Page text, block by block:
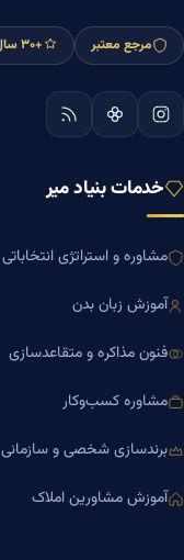
مرجع معتبر +۳۰ سال تجربه
خدمات بنیاد میر
مشاوره و استراتژی انتخاباتی
آموزش زبان بدن
فنون مذاکره و متقاعدسازی
مشاوره کسب‌وکار
برندسازی شخصی و سازمانی
آموزش مشاورین املاک